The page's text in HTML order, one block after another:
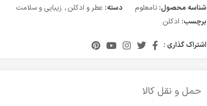
شناسه محصول: نامعلوم دسته: عطر و ادکلن, زیبایی و سلامت
برچسب: ادکلن
اشتراک گذاری :
حمل و نقل کالا